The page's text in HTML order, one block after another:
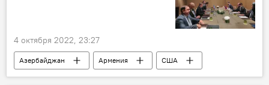
4 октября 2022, 23:27
Азербайджан Армения
США
Политика
Министерство иностранных дел